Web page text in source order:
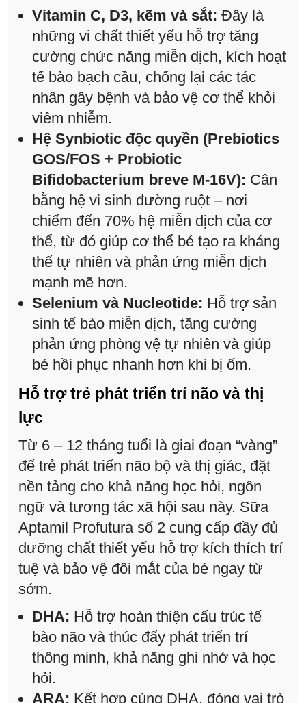
Vitamin C, D3, kẽm và sắt: Đây là
những vi chất thiết yếu hỗ trợ tăng
cường chức năng miễn dịch, kích hoạt
tế bào bạch cầu, chống lại các tác
nhân gây bệnh và bảo vệ cơ thể khỏi
viêm nhiễm.
Hệ Synbiotic độc quyền (Prebiotics
GOS/FOS + Probiotic
Bifidobacterium breve M-16V): Cân
bằng hệ vi sinh đường ruột – nơi
chiếm đến 70% hệ miễn dịch của cơ
thể, từ đó giúp cơ thể bé tạo ra kháng
thể tự nhiên và phản ứng miễn dịch
mạnh mẽ hơn.
Selenium và Nucleotide: Hỗ trợ sản
sinh tế bào miễn dịch, tăng cường
phản ứng phòng vệ tự nhiên và giúp
bé hồi phục nhanh hơn khi bị ốm.
Hỗ trợ trẻ phát triển trí não và thị
lực
Từ 6 – 12 tháng tuổi là giai đoạn “vàng”
để trẻ phát triển não bộ và thị giác, đặt
nền tảng cho khả năng học hỏi, ngôn
ngữ và tương tác xã hội sau này. Sữa
Aptamil Profutura số 2 cung cấp đầy đủ
dưỡng chất thiết yếu hỗ trợ kích thích trí
tuệ và bảo vệ đôi mắt của bé ngay từ
sớm.
DHA: Hỗ trợ hoàn thiện cấu trúc tế
bào não và thúc đẩy phát triển trí
thông minh, khả năng ghi nhớ và học
hỏi.
ARA: Kết hợp cùng DHA, đóng vai trò